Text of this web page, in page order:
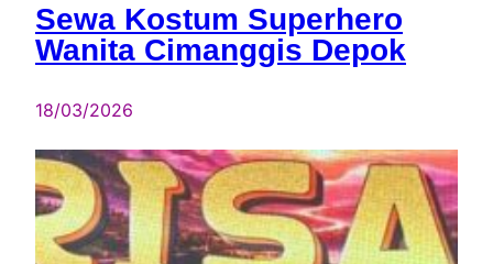
Sewa Kostum Superhero
Wanita Cimanggis Depok
18/03/2026